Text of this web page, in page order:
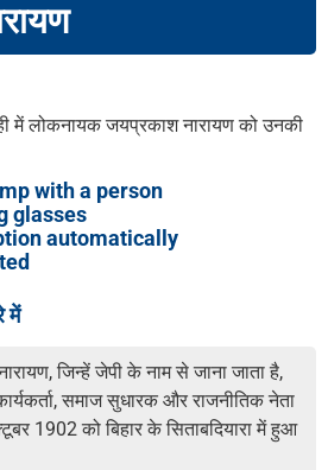
में लोकनायक जयप्रकाश नारायण को उनकी
में
जिन्हें जेपी के नाम से जाना जाता है,
समाज सुधारक और राजनीतिक नेता
1902 को बिहार के सिताबदियारा में हुआ